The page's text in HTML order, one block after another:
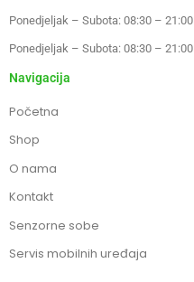
Ponedjeljak – Subota: 08:30 – 21:00
Ponedjeljak – Subota: 08:30 – 21:00
Navigacija
Početna
Shop
O nama
Kontakt
Senzorne sobe
Servis mobilnih uređaja